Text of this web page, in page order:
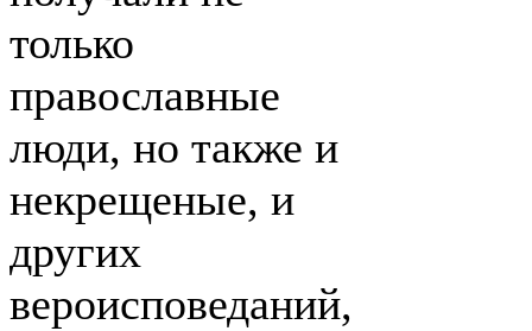
только
православные
люди, но также и
некрещеные, и
других
вероисповеданий,